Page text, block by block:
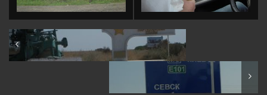
Crimea: Road from Sudak to Chongar
Russia: Bryansk region: Sevsk